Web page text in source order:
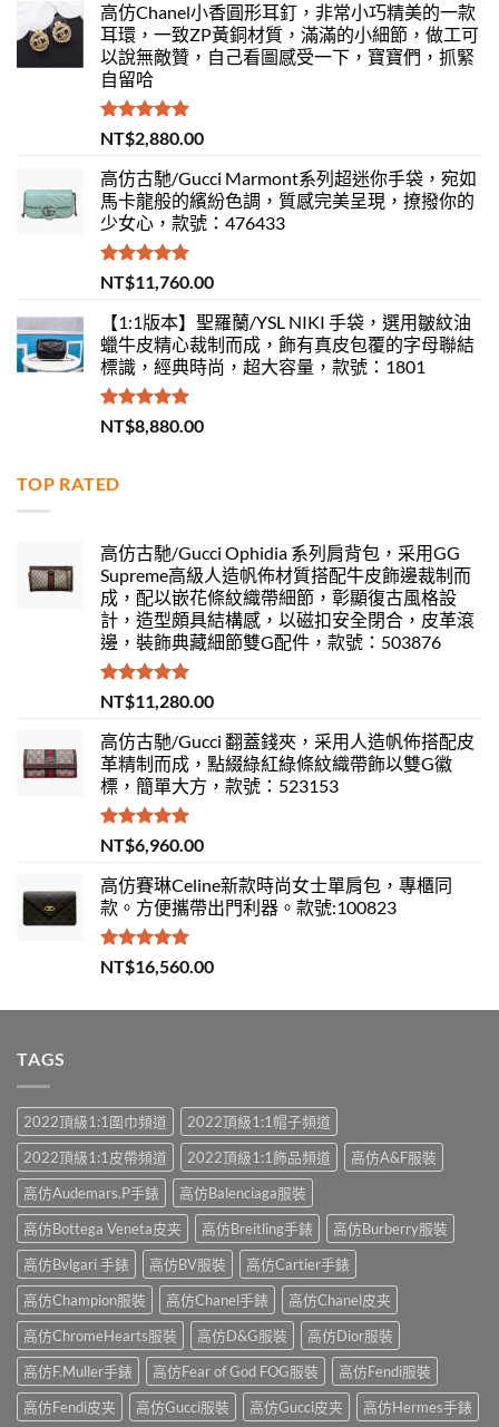
高仿Chanel小香圓形耳釘，非常小巧精美的一款
耳環，一致ZP黃銅材質，滿滿的小細節，做工可
以說無敵贊，自己看圖感受一下，寶寶們，抓緊
自留哈
評分 5.00
滿分 5
NT$2,880.00
高仿古馳/Gucci Marmont系列超迷你手袋，宛如
馬卡龍般的繽紛色調，質感完美呈現，撩撥你的
少女心，款號：476433
評分5.00
滿分 5
NT$11,760.00
【1:1版本】聖羅蘭/YSL NIKI 手袋，選用皺紋油
蠟牛皮精心裁制而成，飾有真皮包覆的字母聯結
標識，經典時尚，超大容量，款號：1801
評分 5.00
滿分 5
NT$8,880.00
TOP RATED
高仿古馳/Gucci Ophidia 系列肩背包，采用GG
Supreme高級人造帆佈材質搭配牛皮飾邊裁制而
成，配以嵌花條紋織帶細節，彰顯復古風格設
計，造型頗具結構感，以磁扣安全閉合，皮革滾
邊，裝飾典藏細節雙G配件，款號：503876
評分5.00
滿分 5
NT$11,280.00
高仿古馳/Gucci 翻蓋錢夾，采用人造帆佈搭配皮
革精制而成，點綴綠紅綠條紋織帶飾以雙G徽
標，簡單大方，款號：523153
評分 5.00
滿分 5
NT$6,960.00
高仿賽琳Celine新款時尚女士單肩包，專櫃同
款。方便攜帶出門利器。款號:100823
評分5.00
滿分 5
NT$16,560.00
TAGS
2022頂級1:1圍巾頻道
2022頂級1:1帽子頻道
2022頂級1:1皮帶頻道
2022頂級1:1飾品頻道
高仿A&F服裝
高仿Audemars.P手錶
高仿Balenciaga服裝
高仿Bottega Veneta皮夹
高仿Breitling手錶
高仿Burberry服裝
高仿Bvlgari 手錶
高仿BV服裝
高仿Cartier手錶
高仿Champion服裝
高仿Chanel手錶
高仿Chanel皮夹
高仿ChromeHearts服裝
高仿D&G服裝
高仿Dior服裝
高仿F.Muller手錶
高仿Fear of God FOG服裝
高仿Fendi服裝
高仿Fendi皮夹
高仿Gucci服裝 高仿Gucci皮夹 高仿Hermes手錶